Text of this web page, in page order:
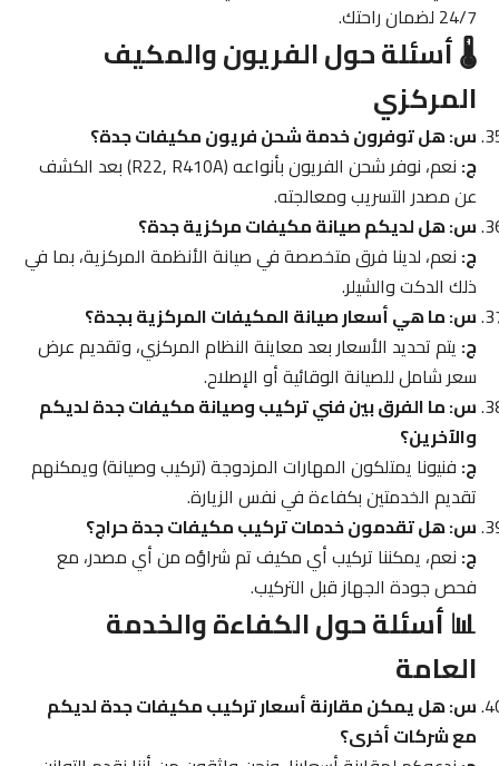
24/7 لضمان راحتك.
🌡️ أسئلة حول الفريون والمكيف
المركزي
س: هل توفرون خدمة شحن فريون مكيفات جدة؟
ج:
نعم، نوفر شحن الفريون بأنواعه (R22, R410A) بعد الكشف
عن مصدر التسريب ومعالجته.
س: هل لديكم صيانة مكيفات مركزية جدة؟
ج: نعم، لدينا فرق متخصصة في صيانة الأنظمة المركزية، بما في
ذلك الدكت والشيلر.
س: ما هي أسعار صيانة المكيفات المركزية بجدة؟
ج: يتم تحديد الأسعار بعد معاينة النظام المركزي، وتقديم عرض
سعر شامل للصيانة الوقائية أو الإصلاح.
س: ما الفرق بين فني تركيب وصيانة مكيفات جدة لديكم
والآخرين؟
ج: فنيونا يمتلكون المهارات المزدوجة (تركيب وصيانة) ويمكنهم
تقديم الخدمتين بكفاءة في نفس الزيارة.
س: هل تقدمون خدمات تركيب مكيفات جدة حراج؟
ج: نعم، يمكننا تركيب أي مكيف تم شراؤه من أي مصدر، مع
فحص جودة الجهاز قبل التركيب.
📊 أسئلة حول الكفاءة والخدمة
العامة
س: هل يمكن مقارنة أسعار تركيب مكيفات جدة لديكم
مع شركات أخرى؟